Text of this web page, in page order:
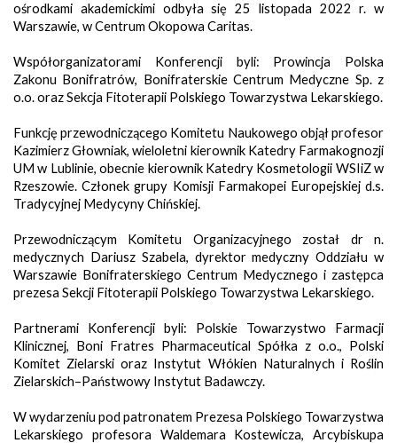
ośrodkami akademickimi odbyła się 25 listopada 2022 r. w
Warszawie, w Centrum Okopowa Caritas.
Współorganizatorami Konferencji byli: Prowincja Polska
Zakonu Bonifratrów, Bonifraterskie Centrum Medyczne Sp. z
o.o. oraz Sekcja Fitoterapii Polskiego Towarzystwa Lekarskiego.
Funkcję przewodniczącego Komitetu Naukowego objął profesor
Kazimierz Głowniak, wieloletni kierownik Katedry Farmakognozji
UM w Lublinie, obecnie kierownik Katedry Kosmetologii WSIiZ w
Rzeszowie. Członek grupy Komisji Farmakopei Europejskiej d.s.
Tradycyjnej Medycyny Chińskiej.
Przewodniczącym Komitetu Organizacyjnego został dr n.
medycznych Dariusz Szabela, dyrektor medyczny Oddziału w
Warszawie Bonifraterskiego Centrum Medycznego i zastępca
prezesa Sekcji Fitoterapii Polskiego Towarzystwa Lekarskiego.
Partnerami Konferencji byli: Polskie Towarzystwo Farmacji
Klinicznej, Boni Fratres Pharmaceutical Spółka z o.o., Polski
Komitet Zielarski oraz Instytut Włókien Naturalnych i Roślin
Zielarskich–Państwowy Instytut Badawczy.
W wydarzeniu pod patronatem Prezesa Polskiego Towarzystwa
Lekarskiego profesora Waldemara Kostewicza, Arcybiskupa